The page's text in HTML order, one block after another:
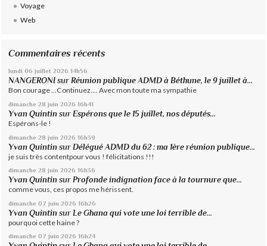
Voyage
Web
Commentaires récents
lundi 06 juillet 2026 14h56
NANGERONI surRéunion publique ADMD à Béthune, le 9 juillet à...
Bon courage ...Continuez.... Avec mon toute ma sympathie
dimanche 28 juin 2026 16h41
Yvan Quintin surEspérons que le 15 juillet, nos députés...
Espérons-le !
dimanche 28 juin 2026 16h39
Yvan Quintin surDélégué ADMD du 62 : ma 1ère réunion publique...
je suis très contentpour vous ! félicitations !!!
dimanche 28 juin 2026 16h36
Yvan Quintin surProfonde indignation face à la tournure que...
comme vous, ces propos me hérissent.
dimanche 07 juin 2026 16h26
Yvan Quintin sur Le Ghana qui vote une loi terrible de...
pourquoi cette haine ?
dimanche 07 juin 2026 16h24